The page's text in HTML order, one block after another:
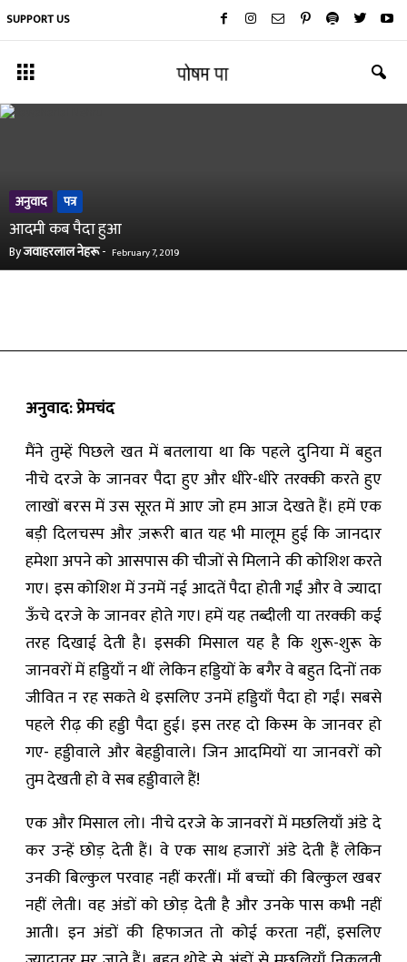
SUPPORT US
अनुवाद पत्र
आदमी कब पैदा हुआ
Byजवाहरलाल नेहरू- February 7, 2019
अनुवाद: प्रेमचंद
मैंने तुम्हें पिछले खत में बतलाया था कि पहले दुनिया में बहुत
नीचे दरजे के जानवर पैदा हुए और धीरे-धीरे तरक्की करते हुए
लाखों बरस में उस सूरत में आए जो हम आज देखते हैं। हमें एक
बड़ी दिलचस्प और ज़रूरी बात यह भी मालूम हुई कि जानदार
हमेशा अपने को आसपास की चीजों से मिलाने की कोशिश करते
गए। इस कोशिश में उनमें नई आदतें पैदा होती गईं और वे ज्यादा
ऊँचे दरजे के जानवर होते गए। हमें यह तब्दीली या तरक्‍की कई
तरह दिखाई देती है। इसकी मिसाल यह है कि शुरू-शुरू के
जानवरों में हड्डियाँ न थीं लेकिन हड्डियों के बगैर वे बहुत दिनों तक
जीवित न रह सकते थे इसलिए उनमें हड्डियाँ पैदा हो गईं। सबसे
पहले रीढ़ की हड्डी पैदा हुई। इस तरह दो किस्म के जानवर हो
गए- हड्डीवाले और बेहड्डीवाले। जिन आदमियों या जानवरों को
तुम देखती हो वे सब हड्डीवाले हैं!
एक और मिसाल लो। नीचे दरजे के जानवरों में मछलियाँ अंडे दे
कर उन्हें छोड़ देती हैं। वे एक साथ हजारों अंडे देती हैं लेकिन
उनकी बिल्कुल परवाह नहीं करतीं। माँ बच्चों की बिल्कुल खबर
नहीं लेती। वह अंडों को छोड़ देती है और उनके पास कभी नहीं
आती। इन अंडों की हिफाजत तो कोई करता नहीं, इसलिए